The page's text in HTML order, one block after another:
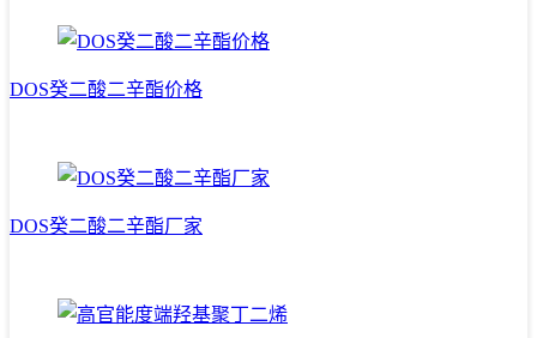
DOS癸二酸二辛酯价格
DOS癸二酸二辛酯厂家